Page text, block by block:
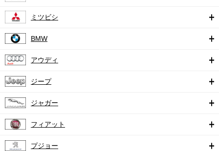
ミツビシ
BMW
アウディ
ジープ
ジャガー
フィアット
プジョー